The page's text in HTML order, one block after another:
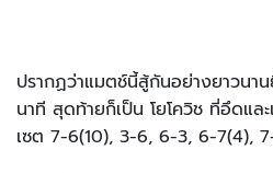
ปรากฏว่าแมตช์นี้สู้กันอย่างยาวนา
นาที สุดท้ายก็เป็น โยโควิช ที่อึดและ
เซต 7-6(10), 3-6, 6-3, 6-7(4),